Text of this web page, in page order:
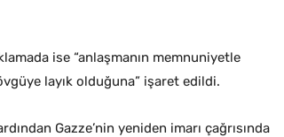
ise “anlaşmanın memnuniyetle
layık olduğuna” işaret edildi.
Gazze’nin yeniden imarı çağrısında